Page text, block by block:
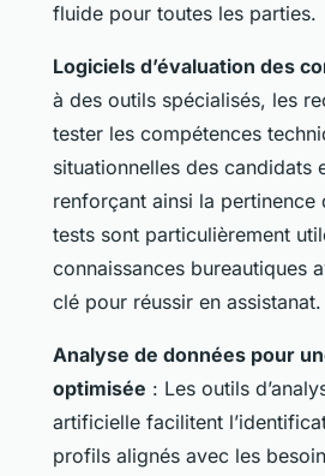
fluide pour toutes les parties.
Logiciels d’évaluation des
à des outils spécialisés, les
tester les compétences
situationnelles des candidats
renforçant ainsi la pertinence
tests sont particulièrement
connaissances bureautiques
clé pour réussir en assistanat.
Analyse de données pour
optimisée : Les outils
artificielle facilitent
profils alignés avec les